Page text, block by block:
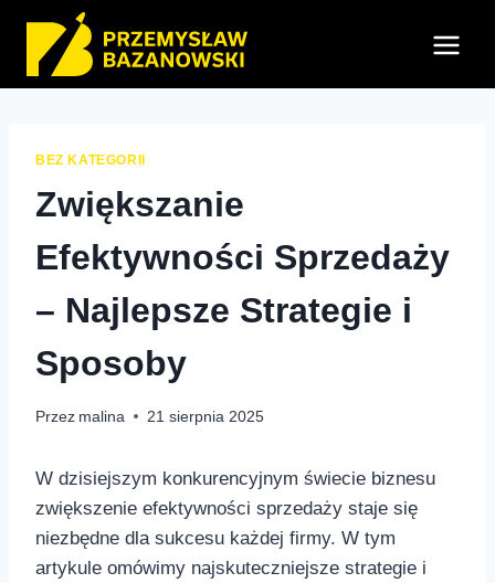
treści
BEZ KATEGORII
Zwiększanie
Efektywności Sprzedaży
– Najlepsze Strategie i
Sposoby
Przez malina 21 sierpnia 2025
W dzisiejszym⁣ konkurencyjnym świecie biznesu
‌zwiększenie efektywności sprzedaży‍ staje⁣ się
niezbędne dla sukcesu każdej firmy.⁣ W ‍tym
⁢artykule omówimy najskuteczniejsze⁣ strategie i